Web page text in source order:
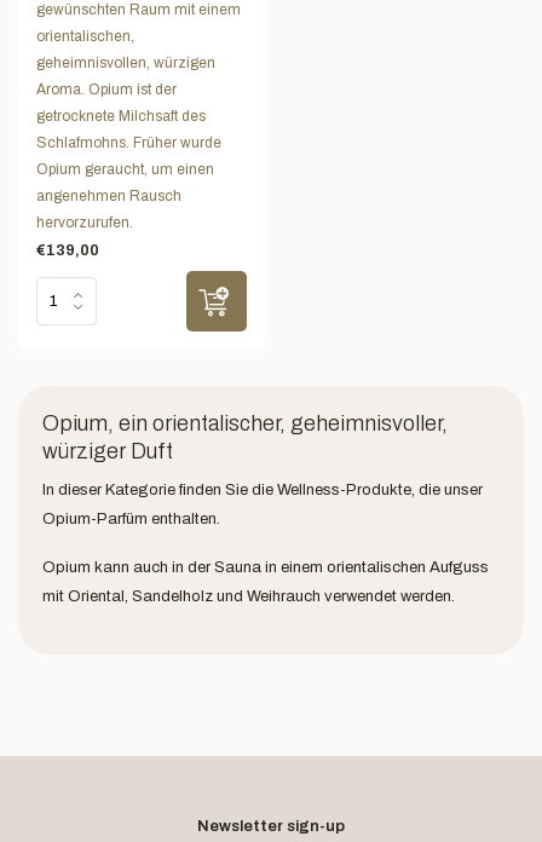
gewünschten Raum mit einem
orientalischen,
geheimnisvollen, würzigen
Aroma. Opium ist der
getrocknete Milchsaft des
Schlafmohns. Früher wurde
Opium geraucht, um einen
angenehmen Rausch
hervorzurufen.
€139,00
Opium, ein orientalischer, geheimnisvoller,
würziger Duft
In dieser Kategorie finden Sie die Wellness-Produkte, die unser
Opium-Parfüm enthalten.
Opium kann auch in der Sauna in einem orientalischen Aufguss
mit Oriental, Sandelholz und Weihrauch verwendet werden.
Newsletter sign-up